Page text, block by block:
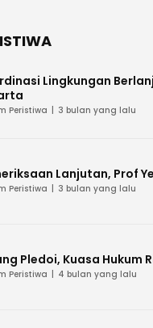
Lingkungan
Peristiwa 3 bulan yang lalu
Lanjutan, Prof
Peristiwa 3 bulan yang lalu
Pledoi, Kuasa Hukum
Peristiwa 4 bulan yang lalu